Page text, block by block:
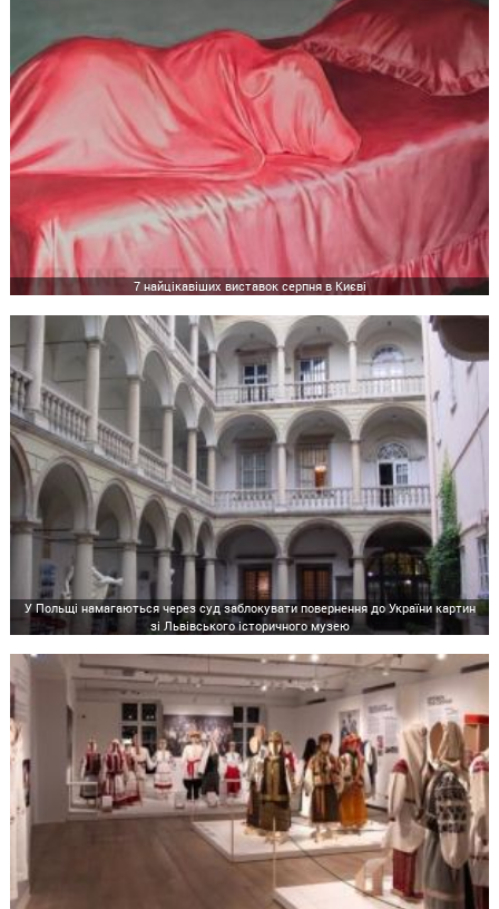
7 найцікавіших виставок серпня в Києві
У Польщі намагаються через суд заблокувати повернення до України картин
зі Львівського історичного музею